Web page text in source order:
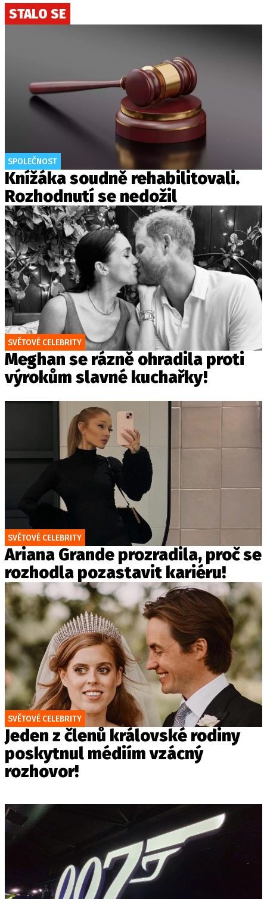
STALO SE
SPOLEČNOST
Knížáka soudně rehabilitovali.
Rozhodnutí se nedožil
SVĚTOVÉ CELEBRITY
Meghan se rázně ohradila proti
výrokům slavné kuchařky!
SVĚTOVÉ CELEBRITY
Ariana Grande prozradila, proč se
rozhodla pozastavit kariéru!
SVĚTOVÉ CELEBRITY
Jeden z členů královské rodiny
poskytnul médiím vzácný
rozhovor!